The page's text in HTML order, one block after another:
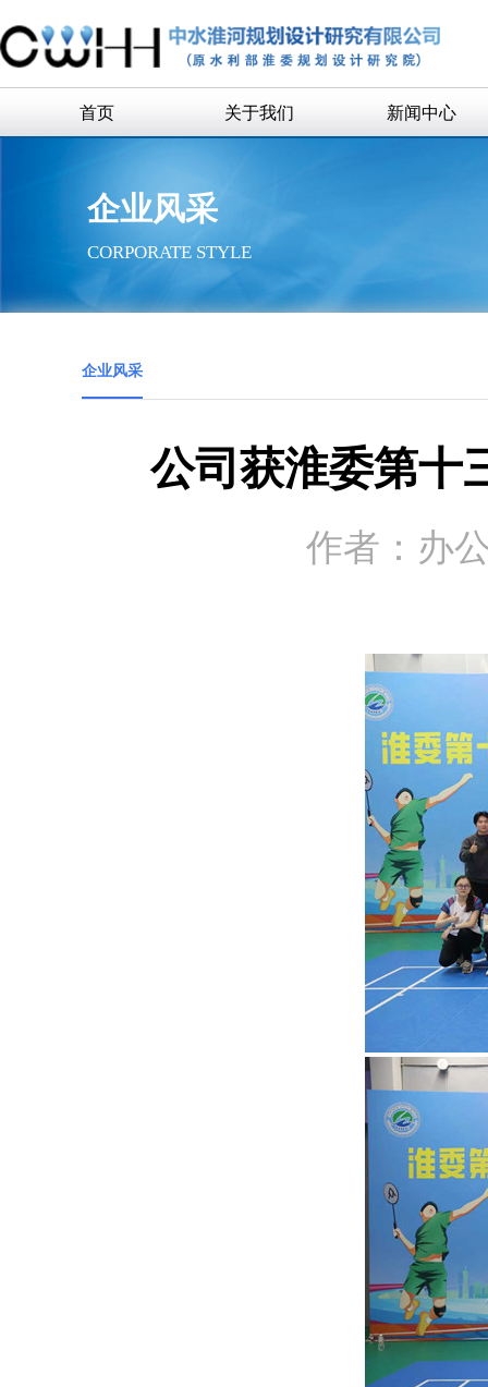
首页 关于我们
组织机构
历史沿革
新闻中心
企业风采
CORPORATE STYLE
企业风采
公司获淮委第十
作者：办